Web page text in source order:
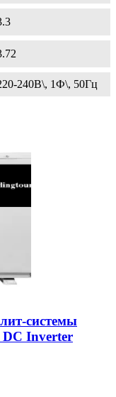
240В\, 1Ф\, 50Гц
системы
Inverter